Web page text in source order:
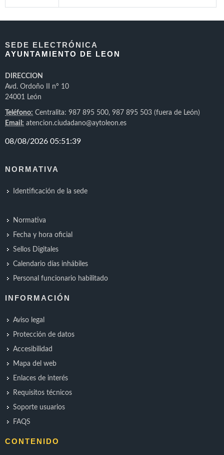
SEDE ELECTRÓNICA
AYUNTAMIENTO DE LEON
DIRECCION
Avd. Ordoño II nº 10
24001 León
Teléfono: Centralita: 987 895 500, 987 895 503 (fuera de León)
Email: atencion.ciudadano@aytoleon.es
NORMATIVA
Identificación de la sede
Normativa
Fecha y hora oficial
Sellos Digitales
Calendario días inhábiles
Personal funcionario habilitado
INFORMACIÓN
Aviso legal
Protección de datos
Accesibilidad
Mapa del web
Enlaces de interés
Requisitos técnicos
Soporte usuarios
FAQS
CONTENIDO